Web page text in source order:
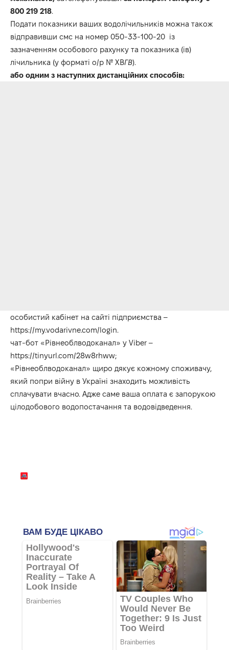
800 219 218.
Подати показники ваших водолічильників можна також
відправивши смс на номер 050-33-100-20 із
зазначенням особового рахунку та показника (ів)
лічильника (у форматі о/р № ХВГВ).
або одним з наступних дистанційних способів:
особистий кабінет на сайті підприємства –
https://my.vodarivne.com/login.
чат-бот «Рівнеоблводоканал» у Viber –
https://tinyurl.com/28w8rhww;
«Рівнеоблводоканал» щиро дякує кожному споживачу,
який попри війну в Україні знаходить можливість
сплачувати вчасно. Адже саме ваша оплата є запорукою
цілодобового водопостачання та водовідведення.